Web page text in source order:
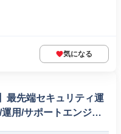
気になる
最先端セキュリティ運
用/サポートエンジニ